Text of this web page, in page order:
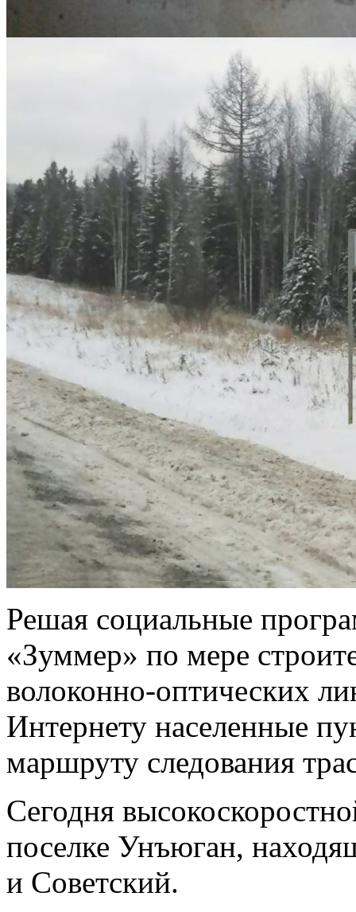
Решая социальные
«Зуммер» по мере
волоконно-оптических
Интернету населенные
маршруту следования
Сегодня
поселке Унъюган,
и Советский.